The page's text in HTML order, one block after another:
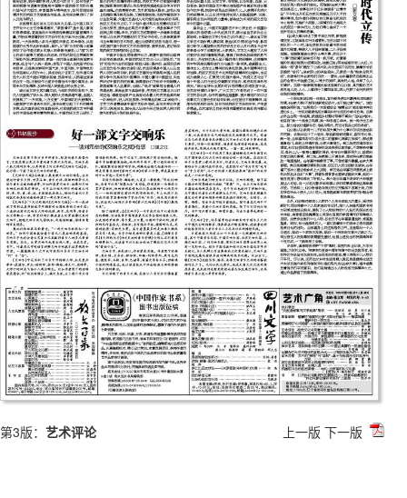
第3版： 艺术评论 上一版 下一版